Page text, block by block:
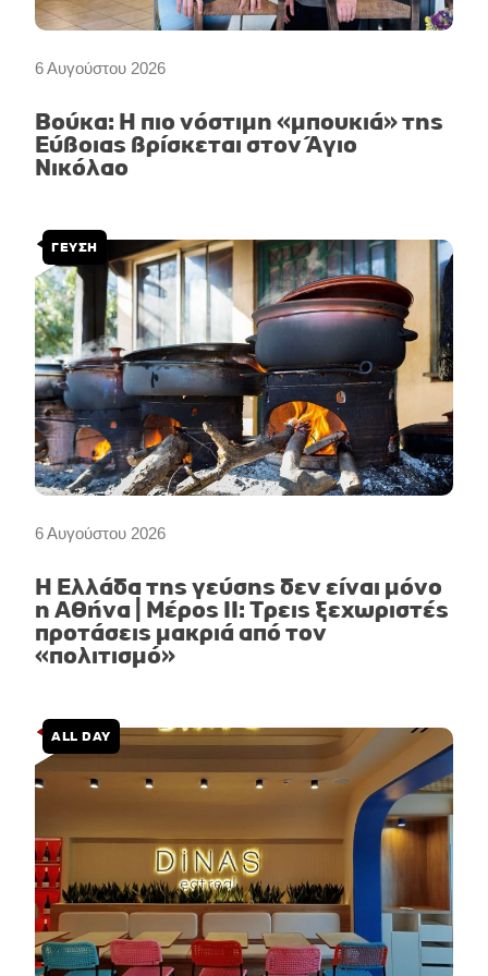
6 Αυγούστου 2026
Βούκα: Η πιο νόστιμη «μπουκιά» της
Εύβοιας βρίσκεται στον Άγιο
Νικόλαο
6 Αυγούστου 2026
ΓΕΥΣΗ
Η Ελλάδα της γεύσης δεν είναι μόνο
η Αθήνα | Μέρος II: Τρεις ξεχωριστές
προτάσεις μακριά από τον
«πολιτισμό»
ALL DAY